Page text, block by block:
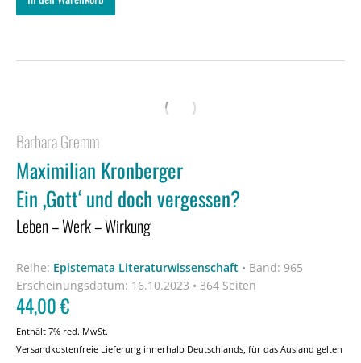
Barbara Gremm
Maximilian Kronberger
Ein ‚Gott‘ und doch vergessen?
Leben – Werk – Wirkung
Reihe: Epistemata Literaturwissenschaft • Band: 965
Erscheinungsdatum: 16.10.2023 • 364 Seiten
44,00€
Enthält 7% red. MwSt.
Versandkostenfreie Lieferung innerhalb Deutschlands, für das Ausland gelten